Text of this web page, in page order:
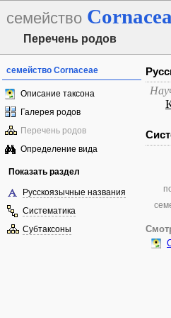
семейство
Перечень родов
семейство Cornaceae
Описание таксона
Галерея родов
Перечень родов
Определение вида
Показать раздел
Русскоязычные названия
Систематика
Субтаксоны